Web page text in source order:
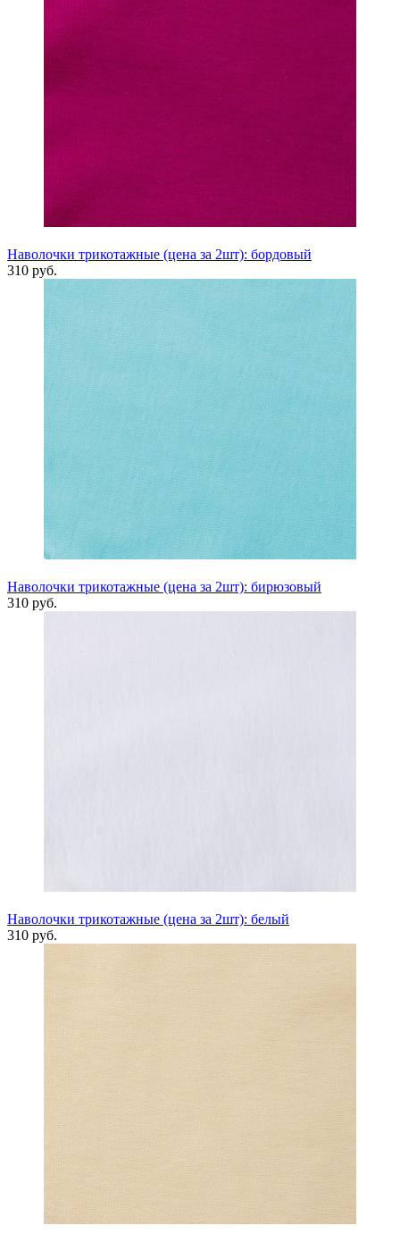
Наволочки трикотажные (цена за 2шт): бордовый
310 руб.
Наволочки трикотажные (цена за 2шт): бирюзовый
310 руб.
Наволочки трикотажные (цена за 2шт): белый
310 руб.